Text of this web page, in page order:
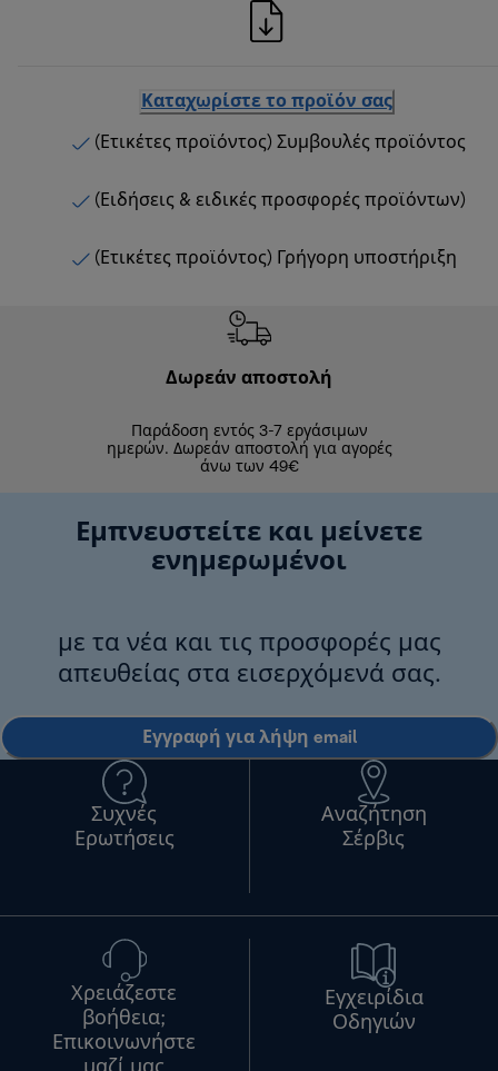
Καταχωρίστε το προϊόν σας
(Ετικέτες προϊόντος) Συμβουλές προϊόντος
(Ειδήσεις & ειδικές προσφορές προϊόντων)
(Ετικέτες προϊόντος) Γρήγορη υποστήριξη
Δωρεάν αποστολή
Παράδοση εντός 3-7 εργάσιμων
ημερών. Δωρεάν αποστολή για αγορές
άνω των 49€
Εμπνευστείτε και μείνετε
ενημερωμένοι
με τα νέα και τις προσφορές μας
απευθείας στα εισερχόμενά σας.
Εγγραφή για λήψη email
Συχνές
Ερωτήσεις
Αναζήτηση
Σέρβις
Χρειάζεστε
βοήθεια;
Επικοινωνήστε
Εγχειρίδια
Οδηγιών